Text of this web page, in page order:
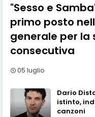
"Sesso e
primo posto
generale per
consecutiva
05 luglio
Dario
istinto,
canzoni